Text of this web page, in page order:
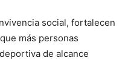
social, fortalecen
más personas
de alcance